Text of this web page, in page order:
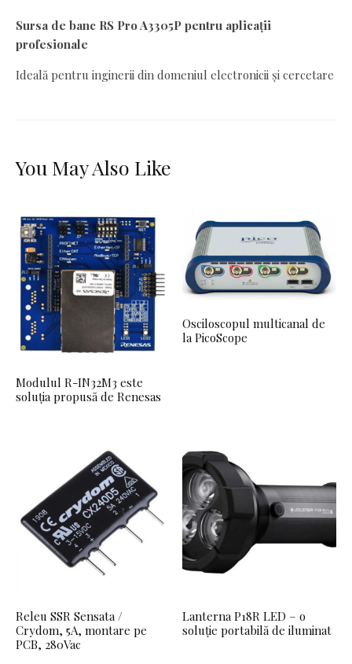
Sursa de banc RS Pro A3305P pentru aplicații
profesionale
Ideală pentru inginerii din domeniul electronicii și cercetare
You May Also Like
Modulul R-IN32M3 este
soluția propusă de Renesas
Osciloscopul multicanal de
la PicoScope
Releu SSR Sensata /
Crydom, 5A, montare pe
PCB, 280Vac
Lanterna P18R LED – o
soluție portabilă de iluminat